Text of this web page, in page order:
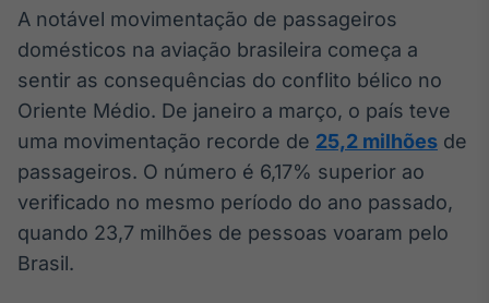
White Label
Plataforma para
conteúdos
personalizados
Soluções de Dados
e Conteúdos
Broadcast
OTC
Plataforma para
negociação de
A notável movimentação de passageiros
domésticos na aviação brasileira começa a
sentir as consequências do conflito bélico no
Oriente Médio. De janeiro a março, o país teve
uma movimentação recorde de 25,2 milhões de
passageiros. O número é 6,17% superior ao
verificado no mesmo período do ano passado,
quando 23,7 milhões de pessoas voaram pelo
Brasil.